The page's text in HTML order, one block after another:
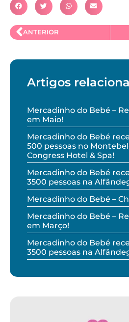
ANTERIOR
Artigos
Mercadinho do Bebé –
em Maio!
Mercadinho do Bebé
500 pessoas no
Congress Hotel & Spa!
Mercadinho do Bebé
3500 pessoas na
Mercadinho do Bebé –
Mercadinho do Bebé –
em Março!
Mercadinho do Bebé
3500 pessoas na